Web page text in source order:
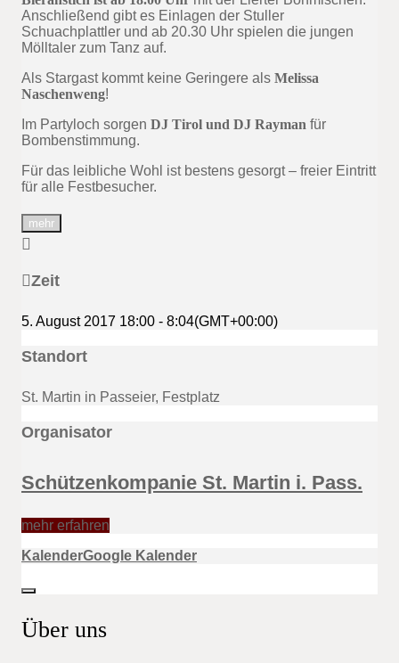
Anschließend gibt es Einlagen der Stuller
Schuachplattler und ab 20.30 Uhr spielen die jungen
Mölltaler zum Tanz auf.
Als Stargast kommt keine Geringere als Melissa
Naschenweng!
Im Partyloch sorgen DJ Tirol und DJ Rayman für
Bombenstimmung.
Für das leibliche Wohl ist bestens gesorgt – freier Eintritt
für alle Festbesucher.
mehr
Zeit
5. August 2017 18:00 - 8:04(GMT+00:00)
Standort
St. Martin in Passeier, Festplatz
Organisator
Schützenkompanie St. Martin i. Pass.
mehr erfahren
KalenderGoogle Kalender
Über uns